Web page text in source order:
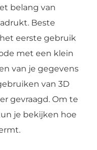
belang van
Beste
eerste gebruik
met een klein
van je gegevens
van 3D
gevraagd. Om te
je bekijken hoe